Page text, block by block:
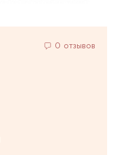
0 отзывов